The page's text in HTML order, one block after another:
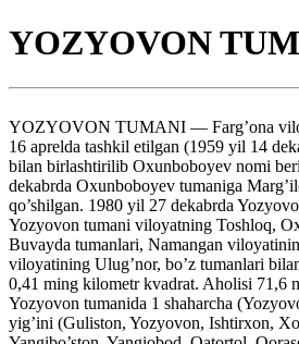
YOZYOVON
YOZYOVON TUMANI — Farg’ona
16 aprelda tashkil etilgan (1959 yil 14
bilan birlashtirilib Oxunboboyev nomi
dekabrda Oxunboboyev tumaniga
qo’shilgan. 1980 yil 27 dekabrda
Yozyovon tumani viloyatning Toshloq,
Buvayda tumanlari, Namangan
viloyatining Ulug’nor, bo’z tumanlari
0,41 ming kilometr kvadrat. Aholisi 71,6
Yozyovon tumanida 1 shaharcha
yig’ini (Guliston, Yozyovon, Ishtirxon,